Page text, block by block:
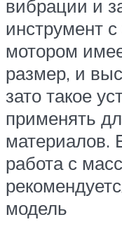
вибрации и
инструмент
мотором
размер, и
зато такое
применять
материалов.
работа с
модель